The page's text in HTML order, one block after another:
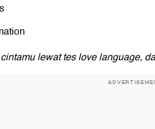
lewat tes love language,